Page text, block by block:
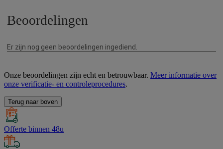
Onze beoordelingen zijn echt en betrouwbaar. Meer informatie over
onze verificatie- en controleprocedures.
Terug naar boven
Offerte binnen 48u